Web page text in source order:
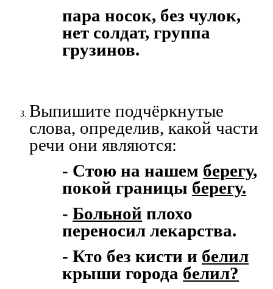
пара носок, без чулок,
нет солдат, группа
грузинов.
Выпишите подчёркнутые
слова, определив, какой части
речи они являются:
- Стою на нашем берегу,
покой границы берегу.
-Больной плохо
переносил лекарства.
- Кто без кисти и белил
крыши города белил?